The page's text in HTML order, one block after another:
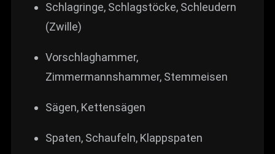
Schlagringe, Schlagstöcke, Schleudern
(Zwille)
Vorschlaghammer,
Zimmermannshammer, Stemmeisen
Sägen, Kettensägen
Spaten, Schaufeln, Klappspaten